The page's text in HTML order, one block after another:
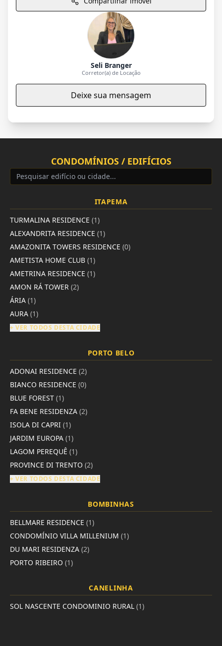
Seli Branger
Corretor(a) de Locação
Deixe sua mensagem
CONDOMÍNIOS / EDIFÍCIOS
ITAPEMA
TURMALINA RESIDENCE (1)
ALEXANDRITA RESIDENCE (1)
AMAZONITA TOWERS RESIDENCE (0)
AMETISTA HOME CLUB (1)
AMETRINA RESIDENCE (1)
AMON RÁ TOWER (2)
ÁRIA (1)
AURA (1)
+ VER TODOS DESTA CIDADE
PORTO BELO
ADONAI RESIDENCE (2)
BIANCO RESIDENCE (0)
BLUE FOREST (1)
FA BENE RESIDENZA (2)
ISOLA DI CAPRI (1)
JARDIM EUROPA (1)
LAGOM PEREQUÊ (1)
PROVINCE DI TRENTO (2)
+ VER TODOS DESTA CIDADE
BOMBINHAS
BELLMARE RESIDENCE (1)
CONDOMÍNIO VILLA MILLENIUM (1)
DU MARI RESIDENZA (2)
PORTO RIBEIRO (1)
CANELINHA
SOL NASCENTE CONDOMINIO RURAL (1)